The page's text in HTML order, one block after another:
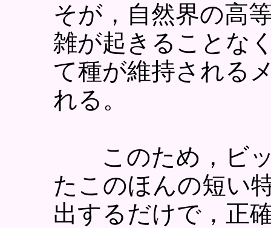
そが，自然界の高
雑が起きることな
て種が維持される
れる。
このため，ビッ
たこのほんの短い
出するだけで，正